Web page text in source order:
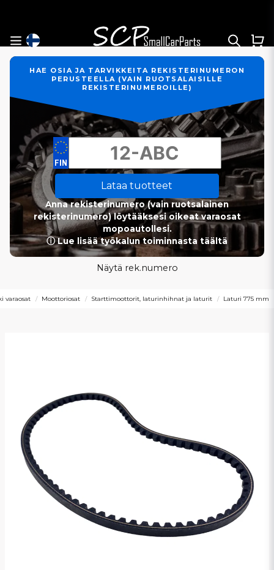
HAE OSIA JA TARVIKKEITA REKISTERINUMERON
PERUSTEELLA (VAIN RUOTSALAISILLE
REKISTERINUMEROILLE)
Lataa tuotteet
Anna rekisterinumero (vain ruotsalainen
rekisterinumero) löytääksesi oikeat varaosat
mopoautollesi.
ⓘ Lue lisää työkalun toiminnasta täältä
Näytä rek.numero
varaosat Moottoriosat Starttimoottorit, laturinhihnat ja laturit Laturi 775 mm